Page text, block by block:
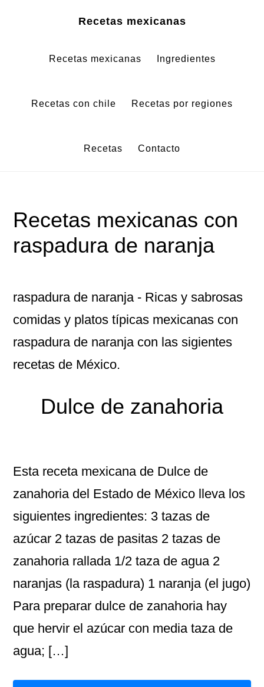
contenido
página
Recetas mexicanas
Recetas mexicanas Ingredientes
Recetas con chile Recetas por regiones
Recetas Contacto
Recetas mexicanas con
raspadura de naranja
raspadura de naranja- Ricas y sabrosas
comidas y platos típicas mexicanas con
raspadura de naranja con las sigientes
recetas de México.
Dulce de zanahoria
Esta receta mexicana de Dulce de
zanahoria del Estado de México lleva los
siguientes ingredientes: 3 tazas de
azúcar 2 tazas de pasitas 2 tazas de
zanahoria rallada 1/2 taza de agua 2
naranjas (la raspadura) 1 naranja (el jugo)
Para preparar dulce de zanahoria hay
que hervir el azúcar con media taza de
agua; […]